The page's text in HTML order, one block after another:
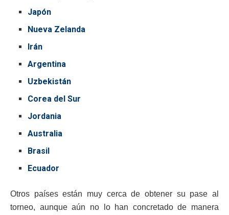
Japón
Nueva Zelanda
Irán
Argentina
Uzbekistán
Corea del Sur
Jordania
Australia
Brasil
Ecuador
Otros países están muy cerca de obtener su pase al
torneo, aunque aún no lo han concretado de manera